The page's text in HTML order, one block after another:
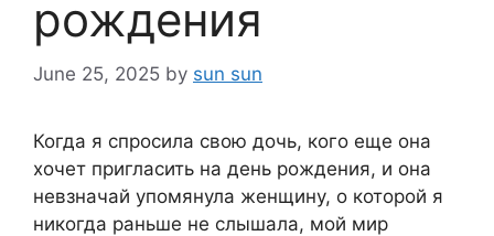
рождения
June 25, 2025 by sun sun
Когда я спросила свою дочь, кого еще она
хочет пригласить на день рождения, и она
невзначай упомянула женщину, о которой я
никогда раньше не слышала, мой мир